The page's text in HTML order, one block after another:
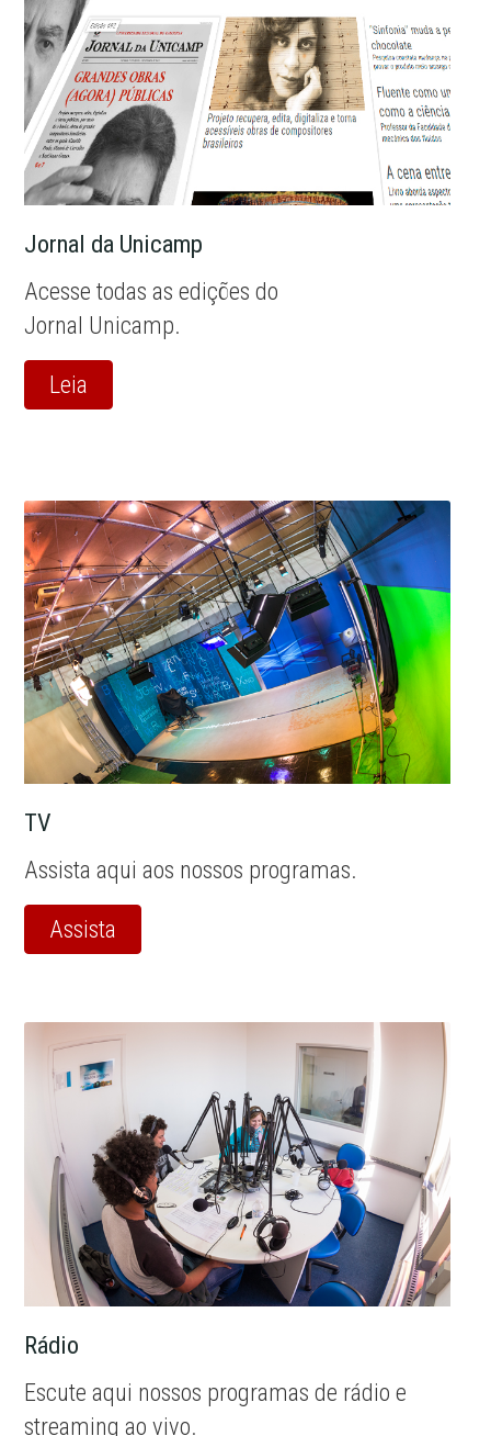
Jornal da Unicamp
Acesse todas as edições do
Jornal Unicamp.
Leia
TV
Assista aqui aos nossos programas.
Assista
Rádio
Escute aqui nossos programas de rádio e
streaming ao vivo.